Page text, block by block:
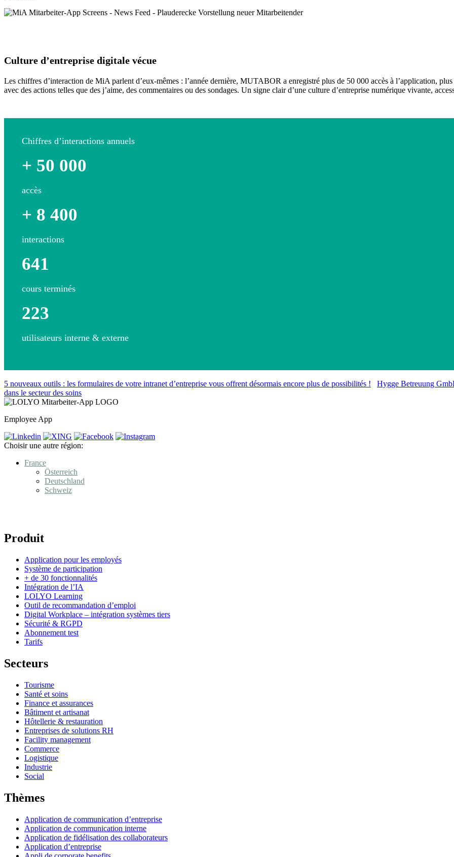
Culture d’entreprise digitale vécue
Les chiffres d’interaction de MiA parlent d’eux-mêmes : l’année dernière, MUTABOR a enregistré plus de 50 000 accès à l’application,
avec des actions telles que des j’aime, des commentaires ou des sondages. Un signe clair d’une culture d’entreprise numérique vivante,
Chiffres d’interactions annuels
+ 50 000
accès
+ 8 400
interactions
641
cours terminés
223
utilisateurs interne & externe
5 nouveaux outils : les formulaires de votre intranet d’entreprise vous offrent désormais encore plus de possibilités !
Hygge Betreuung
dans le secteur des soins
Employee App
Choisir une autre région:
France
Österreich
Deutschland
Schweiz
Produit
Application pour les employés
Système de participation
+ de 30 fonctionnalités
Intégration de l’IA
LOLYO Learning
Outil de recommandation d’emploi
Digital Workplace – intégration systèmes tiers
Sécurité & RGPD
Abonnement test
Tarifs
Secteurs
Tourisme
Santé et soins
Finance et assurances
Bâtiment et artisanat
Hôtellerie & restauration
Entreprises de solutions RH
Facility management
Commerce
Logistique
Industrie
Social
Thèmes
Application de communication d’entreprise
Application de communication interne
Application de fidélisation des collaborateurs
Application d’entreprise